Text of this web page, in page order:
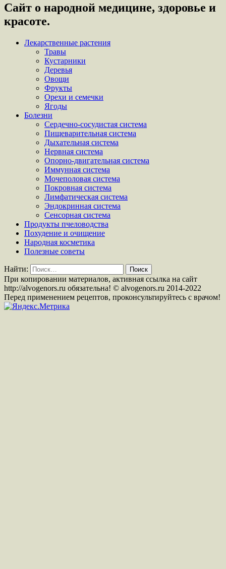
Сайт о народной медицине, здоровье и
красоте.
Лекарственные растения
Травы
Кустарники
Деревья
Овощи
Фрукты
Орехи и семечки
Ягоды
Болезни
Сердечно-сосудистая система
Пищеварительная система
Дыхательная система
Нервная система
Опорно-двигательная система
Иммунная система
Мочеполовая система
Покровная система
Лимфатическая система
Эндокринная система
Сенсорная система
Продукты пчеловодства
Похудение и очищение
Народная косметика
Полезные советы
Найти:
При копировании материалов, активная ссылка на сайт
http://alvogenors.ru обязательна! © alvogenors.ru 2014-2022
Перед применением рецептов, проконсультируйтесь с врачом!